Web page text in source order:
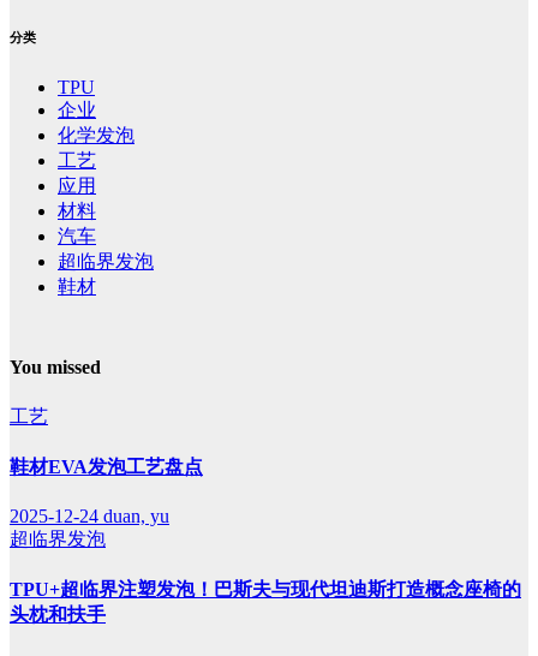
分类
TPU
企业
化学发泡
工艺
应用
材料
汽车
超临界发泡
鞋材
You missed
工艺
鞋材EVA发泡工艺盘点
2025-12-24 duan, yu
超临界发泡
TPU+超临界注塑发泡！巴斯夫与现代坦迪斯打造概念座椅的
头枕和扶手